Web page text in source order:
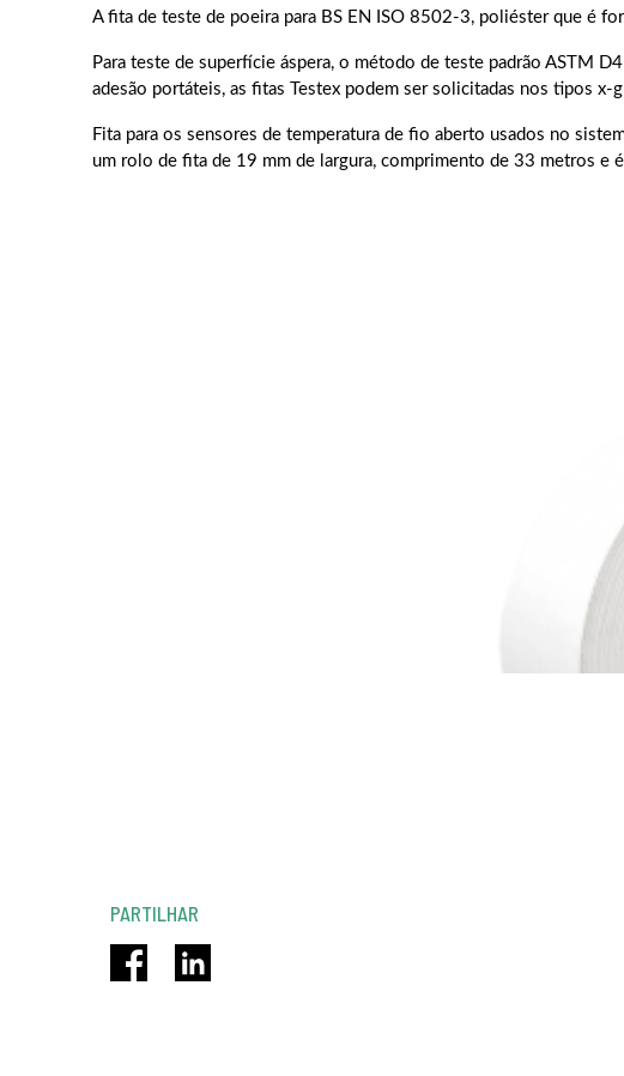
PARTILHAR
A fita de teste de poeira para BS EN ISO 8502-3, poliéster que é
Para teste de superfície áspera, o método de teste padrão ASTM
adesão portáteis, as fitas Testex podem ser solicitadas nos tipos x-
Fita para os sensores de temperatura de fio aberto usados ​​no
um rolo de fita de 19 mm de largura, comprimento de 33 metros e